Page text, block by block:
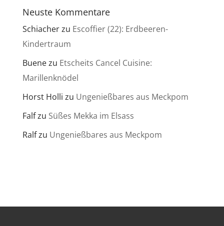
Neuste Kommentare
Schiacherzu Escoffier (22): Erdbeeren-
Kindertraum
Buenezu Etscheits Cancel Cuisine:
Marillenknödel
Horst Holli zu Ungenießbares aus Meckpom
Falfzu Süßes Mekka im Elsass
Ralfzu Ungenießbares aus Meckpom